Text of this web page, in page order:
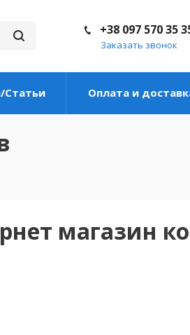
+38 097 570 35
Заказать звонок
Статьи Оплата и
магазин